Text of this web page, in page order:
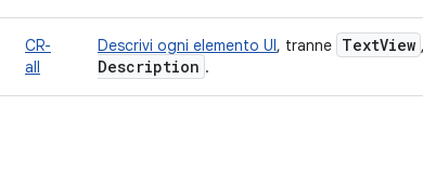
CR-
all
Descrivi ogni elemento UI, tranne TextView
Description .